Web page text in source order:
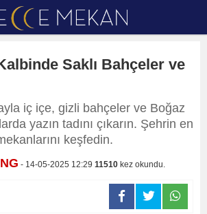
Saklı Bahçeler ve
iç içe, gizli bahçeler ve Boğaz
yazın tadını çıkarın. Şehrin en
keşfedin.
- 14-05-2025 12:29 11510 kez okundu.